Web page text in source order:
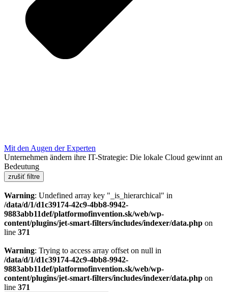
Mit den Augen der Experten
Unternehmen ändern ihre IT-Strategie: Die lokale Cloud gewinnt an
Bedeutung
zrušiť filtre
Warning: Undefined array key "_is_hierarchical" in
/data/d/1/d1c39174-42c9-4bb8-9942-
9883abb11def/platformofinvention.sk/web/wp-
content/plugins/jet-smart-filters/includes/indexer/data.php on
line 371
Warning: Trying to access array offset on null in
/data/d/1/d1c39174-42c9-4bb8-9942-
9883abb11def/platformofinvention.sk/web/wp-
content/plugins/jet-smart-filters/includes/indexer/data.php on
line 371